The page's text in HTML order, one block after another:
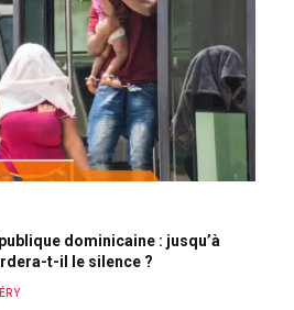
dominicaine : jusqu’à
t-il le silence ?